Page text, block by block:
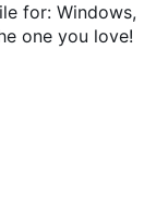
for: Windows,
one you love!